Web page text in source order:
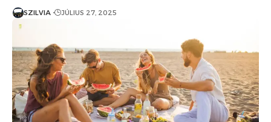
SZILVIA JÚLIUS 27, 2025